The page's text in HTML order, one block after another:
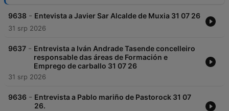
9638 - Entevista a Javier Sar Alcalde de Muxia 31 07 26
31 srp 2026
9637 - Entrevista a Iván Andrade Tasende concelleiro
responsable das áreas de Formación e
Emprego de carballo 31 07 26
31 srp 2026
9636 - Entrevista a Pablo mariño de Pastorock 31 07
26.